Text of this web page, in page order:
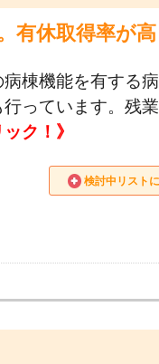
有休取得率が
棟機能を有する
っています。残
ク！》
検討中リスト